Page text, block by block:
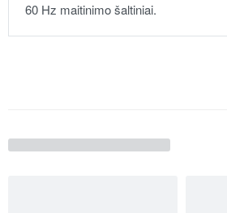
60 Hz maitinimo šaltiniai.